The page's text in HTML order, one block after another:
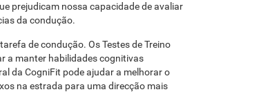
prejudicam nossa capacidade de avaliar
da condução.
de condução. Os Testes de Treino
a manter habilidades cognitivas
da CogniFit pode ajudar a melhorar o
na estrada para uma direcção mais